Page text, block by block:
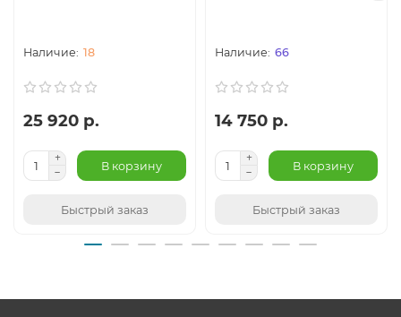
безналичному расчету.
Купить Светильник для бильярдного стола Alison
Bronze 4 плафона в интернет магазине Svetidom.ru
очень просто — достаточно лишь определиться с его
количеством и положить товар в корзину. Вы можете
корректировать свой заказ до нажатия кнопки
18
25 920 р.
В корзину
Быстрый заказ
66
14 750 р.
В корзину
Быстрый заказ